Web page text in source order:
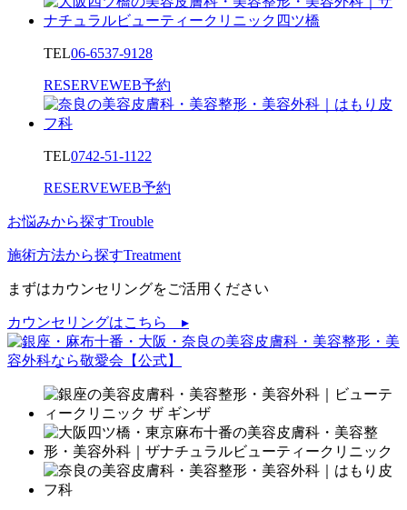
TEL06-6537-9128
RESERVEWEB予約
TEL0742-51-1122
RESERVEWEB予約
お悩みから探すTrouble
施術方法から探すTreatment
まずはカウンセリングをご活用ください
カウンセリングはこちら ▸